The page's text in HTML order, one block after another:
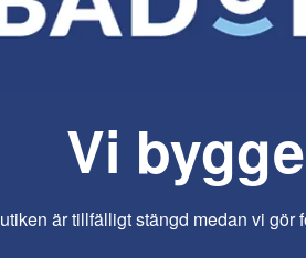
Vi
är tillfälligt stängd medan vi gör